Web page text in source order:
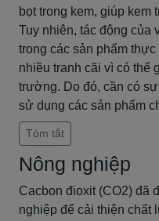
bọt trong kem, giúp kem
Tuy nhiên, tác động của
trong các sản phẩm
nhiều tranh cãi vì có thể
trường. Do đó, cần có
sử dụng các sản phẩm
Tóm tắt
Nông nghiệp
Cacbon đioxit (CO2) đã
nghiệp để cải thiện chất